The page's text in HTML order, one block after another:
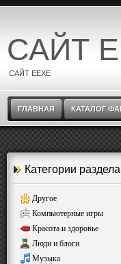
САЙТ
САЙТ EEXE
ГЛАВНАЯ КАТАЛОГ
Категории раздела
Другое
Компьютерные игры
Красота и здоровье
Люди и блоги
Музыка